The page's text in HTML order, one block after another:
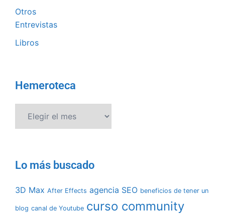
Otros
Entrevistas
Libros
Hemeroteca
Lo más buscado
3D Max After Effects agencia SEO beneficios de tener un
blog canal de Youtube curso community